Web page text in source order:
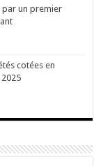
par un premier
cotées en